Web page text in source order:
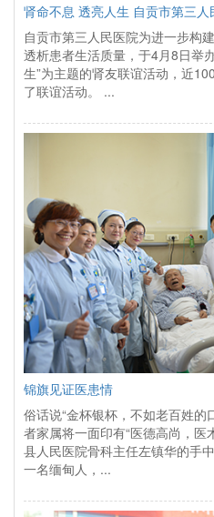
肾命不息 透亮人生 自贡市第三
自贡市第三人民医院为进一步构
透析患者生活质量，于4月8日举办
生”为主题的肾友联谊活动，近
了联谊活动。 ...
锦旗见证医患情
俗话说“金杯银杯，不如老百姓的
者家属将一面印有“医德高尚，医
县人民医院骨科主任左镇华的手
一名缅甸人，...